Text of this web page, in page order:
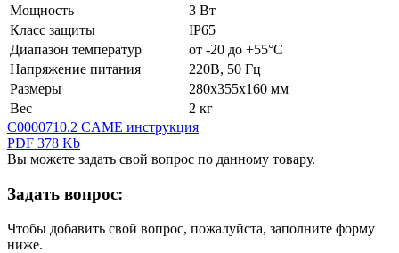
Мощность
3 Вт
Класс защиты
IP65
Диапазон температур
от -20 до +55°С
Напряжение питания
220В, 50 Гц
Размеры
280х355х160 мм
Вес
2 кг
C0000710.2 CAME инструкция
PDF 378 Kb
Вы можете задать свой вопрос по данному товару.
Задать вопрос:
Чтобы добавить свой вопрос, пожалуйста, заполните форму
ниже.